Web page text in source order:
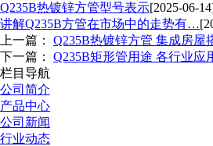
Q235B热镀锌方管型号表示[2025-06-
讲解Q235B方管在市场中的走势有…
上一篇： Q235B热镀锌方管 集成房屋
下一篇： Q235B矩形管用途 各行业应
栏目导航
公司简介
产品中心
公司新闻
行业动态